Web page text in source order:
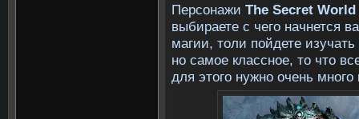
Персонажи The Secret World
выбираете с чего начнется
магии, толи пойдете
но самое классное, то что
для этого нужно очень